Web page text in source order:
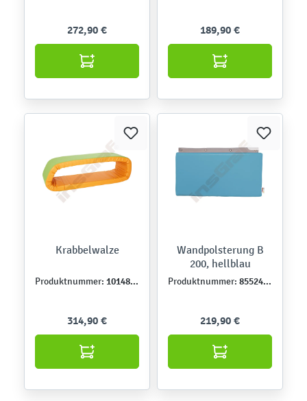
272,90 € 189,90 €
Krabbelwalze
Produktnummer: 101483PU
314,90 €
Wandpolsterung B
200, hellblau
Produktnummer: 855249PU
219,90 €